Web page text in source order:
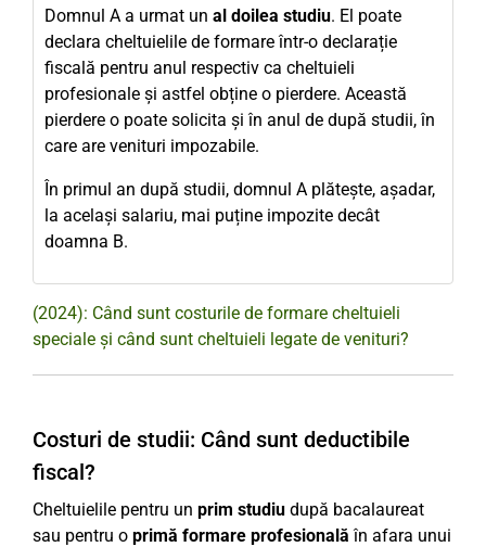
Domnul A a urmat un al doilea studiu. El poate
declara cheltuielile de formare într-o declarație
fiscală pentru anul respectiv ca cheltuieli
profesionale și astfel obține o pierdere. Această
pierdere o poate solicita și în anul de după studii, în
care are venituri impozabile.
În primul an după studii, domnul A plătește, așadar,
la același salariu, mai puține impozite decât
doamna B.
(2024): Când sunt costurile de formare cheltuieli
speciale și când sunt cheltuieli legate de venituri?
Costuri de studii: Când sunt deductibile
fiscal?
Cheltuielile pentru un prim studiu după bacalaureat
sau pentru o primă formare profesională în afara unui